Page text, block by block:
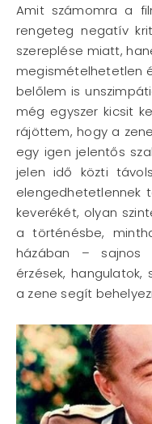
Amit számomra a
rengeteg negatív
szereplése miatt,
megismételhetetlen
belőlem is
még egyszer kicsit
rájöttem, hogy a
egy igen jelentős
jelen idő közti
elengedhetetlennek
keverékét, olyan
a történésbe,
házában – sajnos
érzések, hangulatok,
a zene segít